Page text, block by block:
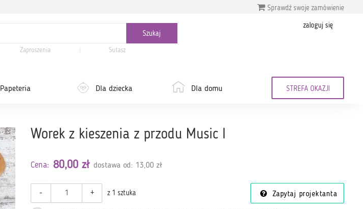
Sprawdź swoje zamówienie
Zaproszenia Sutasz
zaloguj się
Papeteria Dla dziecka Dla domu STREFA OKAZJI
Worek z kieszenia z przodu Music I
Cena: 80,00 zł dostawa od: 13,00 zł
- + z 1 sztuka Zapytaj projektanta